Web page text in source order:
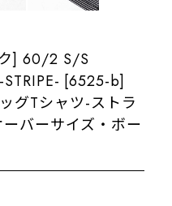
] 60/2 S/S
STRIPE- [6525-b]
グTシャツ-ストラ
バーサイズ・ボー